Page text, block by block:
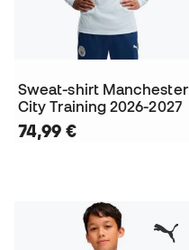
Sweat-shirt Manchester
City Training 2026-2027
74,99 €